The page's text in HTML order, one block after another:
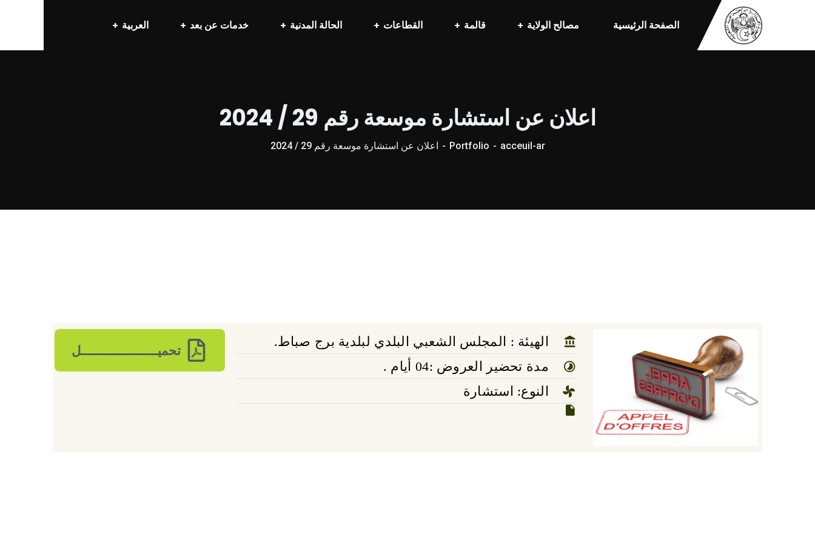
الصفحة الرئيسية مصالح الولاية قالمة القطاعات الحالة المدنية خدمات عن بعد العربية
اعلان عن استشارة موسعة رقم 29 / 2024
acceuil-ar
Portfolio اعلان عن استشارة موسعة رقم 29 / 2024
الهيئة : المجلس الشعبي البلدي لبلدية برج صباط.
مدة تحضير العروض :04 أيام .
النوع: استشارة
تحميـــــــــــــــــــــل